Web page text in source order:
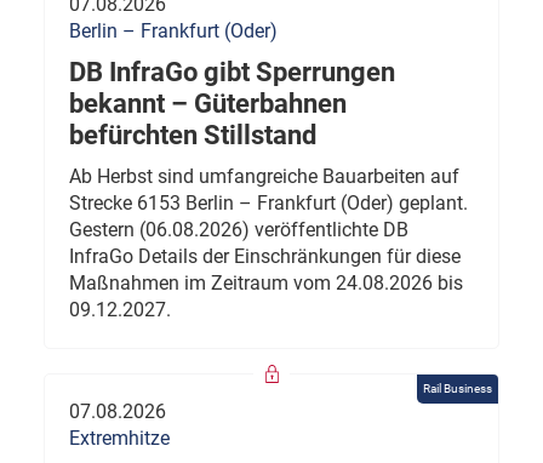
Berlin – Frankfurt (Oder)
DB InfraGo gibt Sperrungen
bekannt – Güterbahnen
befürchten Stillstand
Ab Herbst sind umfangreiche Bauarbeiten auf
Strecke 6153 Berlin – Frankfurt (Oder) geplant.
Gestern (06.08.2026) veröffentlichte DB
InfraGo Details der Einschränkungen für diese
Maßnahmen im Zeitraum vom 24.08.2026 bis
09.12.2027.
Rail Business
07.08.2026
Extremhitze